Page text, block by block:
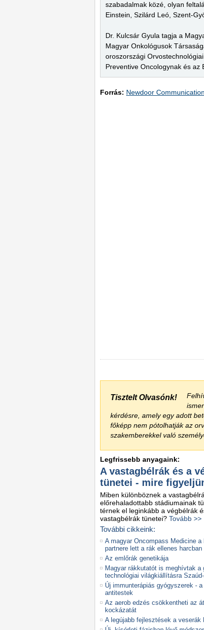
szabadalmak közé, olyan
Einstein, Szilárd Leó, Szent-
Dr. Kulcsár Gyula tagja a
Magyar Onkológusok
oroszországi
Preventive Oncologynak és az
Forrás: Newdoor
Tisztelt Olvasónk!
kérdésre, amely egy adott
főképp nem pótolhatják az
szakemberekkel való
Legfrissebb anyagaink:
A vastagbélrák és a
tünetei - mire
Miben különböznek a
előrehaladottabb stádiumainak
térnek el leginkább a végbélrák
vastagbélrák tünetei? Tovább >>
További cikkeink:
A magyar Oncompass Medicine a
partnere lett a rák ellenes harcban
Az emlőrák genetikája
Magyar rákkutatót is meghívtak a
technológiai világkiállításra
Új immunterápiás gyógyszerek -
antitestek
Az aerob edzés csökkentheti az
kockázatát
A legújabb fejlesztések a veserák